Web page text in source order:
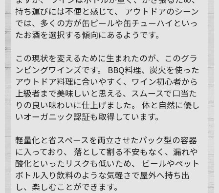
持ち運びには不便と感じて、 アウトドアのシーン
では、多くの方が缶ピールや缶チューハイといっ
たお酒を選択する傾向にあるようです。
この現状を変えるために生まれたのが、このグラ
ンピングワインズです。 BBQ料理、炭火を使った
アウトドア料理に合いやすく、ワイン初心者から
上級者まで美味しいと思える、スムースで口当た
りの良い味わいに仕上げました。 体と自然に優し
いオーガニック認証も取得しています。
軽量化と省スペースを両立させたパック型の容器
に入っており、 落として割る不安もなく、漏れや
酸化といったリスクも低いため、 ビールやペット
ボトル入り飲料のような気軽さで屋外へ持ち出
し、楽しむことができます。